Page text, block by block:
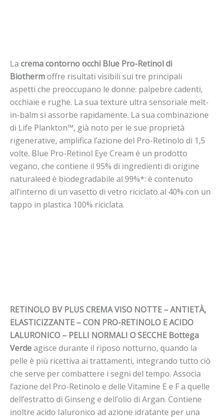
La crema contorno occhi Blue Pro-Retinol di
Biothermoffre risultati visibili sui tre principali
aspetti che preoccupano le donne: palpebre cadenti,
occhiaie e rughe. La sua texture ultra sensoriale melt-
in-balm si assorbe rapidamente. La sua combinazione
di Life Plankton™, già noto per le sue proprietà
rigenerative, amplifica l’azione del Pro-Retinolo di 1,5
volte. Blue Pro-Retinol Eye Cream è un prodotto
vegano, che contiene il 95% di ingredienti di origine
naturaleed è biodegradabile al 99%*: è contenuto
all’interno di un vasetto di vetro riciclato al 40% con un
tappo in plastica 100% riciclata.
RETINOLO BV PLUS CREMA VISO NOTTE – ANTIETÀ,
ELASTICIZZANTE – CON PRO-RETINOLO E ACIDO
LALURONICO – PELLI NORMALI O SECCHE Bottega
Verdeagisce durante il riposo notturno, quando la
pelle è più ricettiva ai trattamenti, integrando tutto ciò
che serve per combattere i segni del tempo. Associa
l’azione del Pro-Retinolo e delle Vitamine E e F a quelle
dell’estratto di Ginseng e dell’olio di Argan. Contiene
inoltre acido Ialuronico ad azione idratante per una